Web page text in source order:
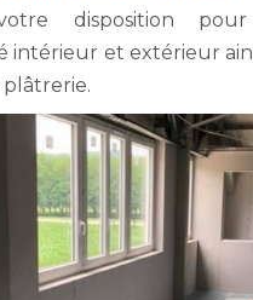
disposition
intérieur et extérieur